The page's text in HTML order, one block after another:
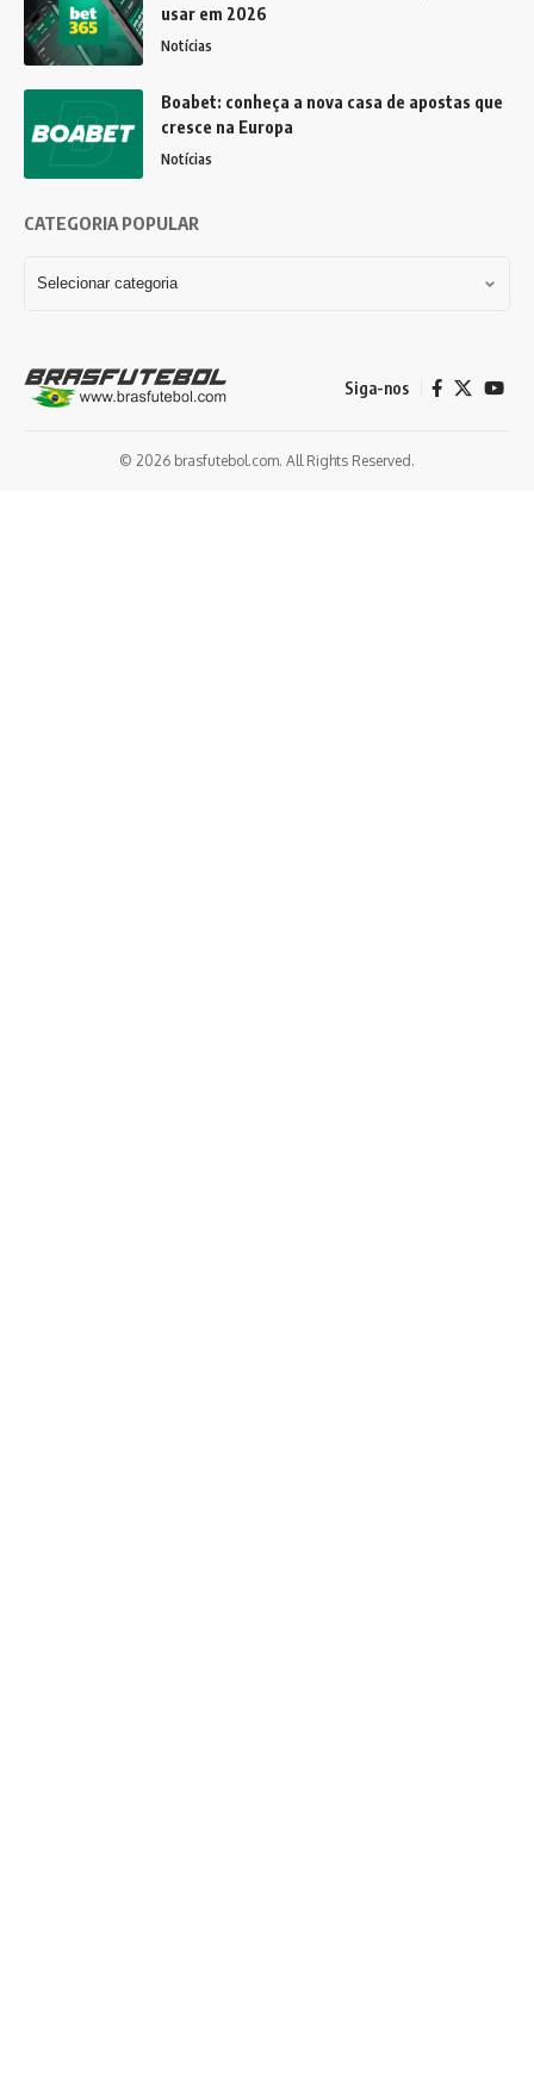
usar em 2026
Notícias
Boabet: conheça a nova casa de apostas que
cresce na Europa
Notícias
CATEGORIA POPULAR
Siga-nos
© 2026 brasfutebol.com. All Rights Reserved.